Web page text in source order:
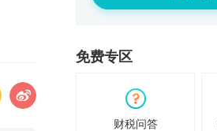
免费专区
财税问答